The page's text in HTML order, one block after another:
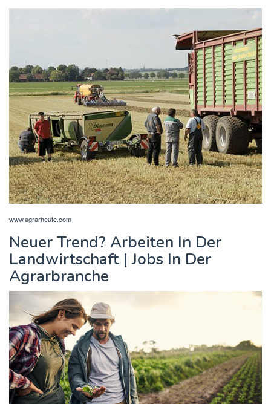
www.agrarheute.com
Neuer Trend? Arbeiten In Der
Landwirtschaft | Jobs In Der
Agrarbranche